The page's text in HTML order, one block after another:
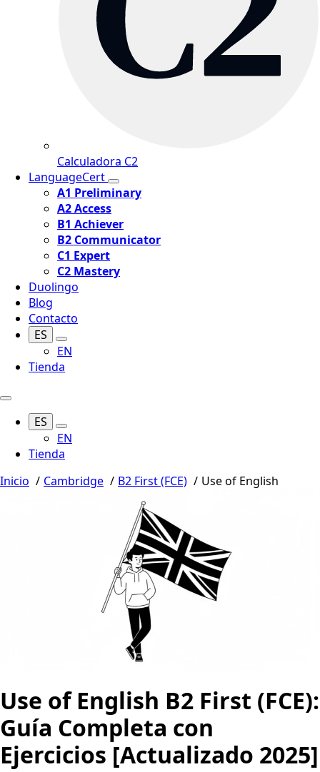
Calculadora C2
LanguageCert
A1 Preliminary
A2 Access
B1 Achiever
B2 Communicator
C1 Expert
C2 Mastery
Duolingo
Blog
Contacto
ES
EN
Tienda
ES
EN
Tienda
Inicio
Cambridge B2 First (FCE) Use of English
Use of English B2 First (FCE):
Guía Completa con
Ejercicios [Actualizado 2025]